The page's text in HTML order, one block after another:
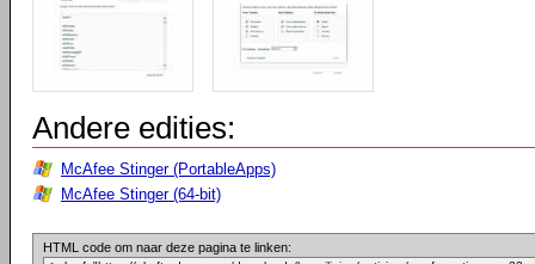
Andere edities:
McAfee Stinger (PortableApps)
McAfee Stinger (64-bit)
HTML code om naar deze pagina te linken: